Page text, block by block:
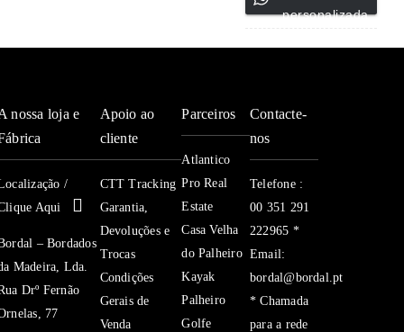
Toalhaspersonalizada
nossa loja e
/
Aqui
– Bordados
Madeira, Lda.
Drº Fernão
77
Apoio ao
cliente
CTT Tracking
Garantia,
Devoluções e
Trocas
Condições
Gerais de
Venda
Parceiros
Atlantico
Pro Real
Estate
Casa Velha
do Palheiro
Kayak
Palheiro
Golfe
Contacte-
nos
Telefone :
00 351 291
222965 *
Email:
bordal@bordal.pt
* Chamada
para a rede